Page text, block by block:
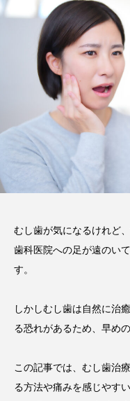
セラミックの歯の磨き方は
通の歯と同じで大丈夫？正
い磨き方や注意点、長持ち
せるポイントを解説
2025.12.21
注目のトピック
コラム セラミ
むし歯が気になるけれど
歯科医院への足が遠のい
す。
しかしむし歯は自然に治
る恐れがあるため、早め
この記事では、むし歯治
る方法や痛みを感じやす